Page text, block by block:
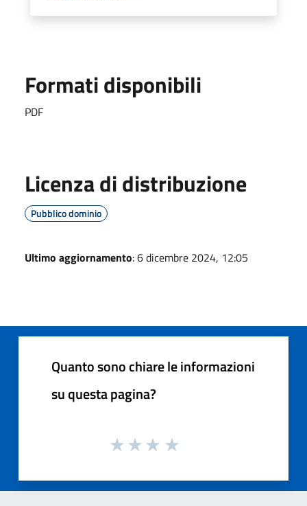
Formati disponibili
PDF
Licenza di distribuzione
Pubblico dominio
Ultimo aggiornamento: 6 dicembre 2024, 12:05
Quanto sono chiare le informazioni
su questa pagina?